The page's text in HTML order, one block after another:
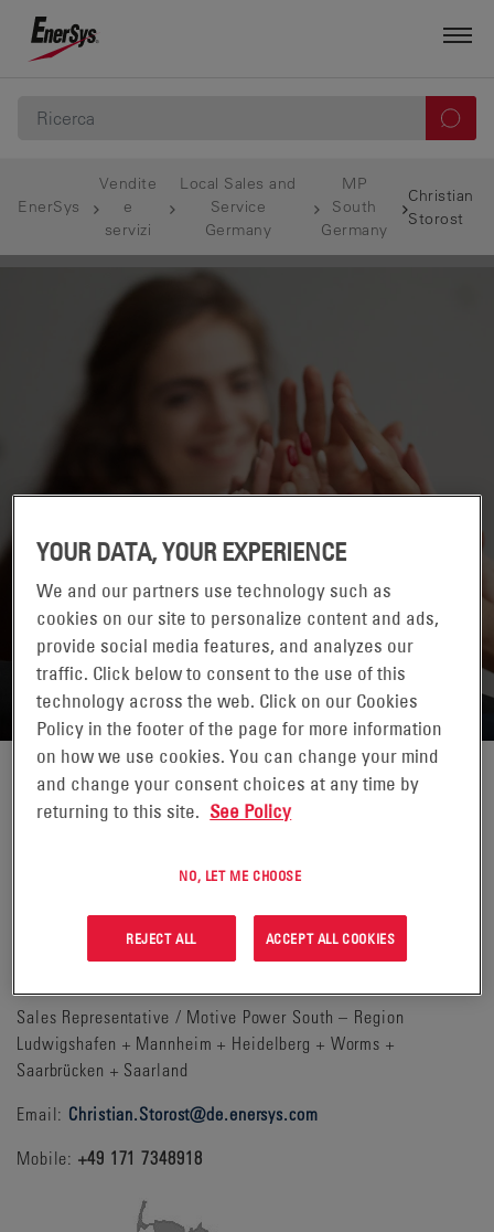
EnerSys
Vendite
e
servizi
Local Sales and
Service
Germany
MP
South
Germany
Christian
Storost
RETURN TO CONTACTS
CHRISTIAN STOROST
Sales Representative / Motive Power South – Region
Ludwigshafen + Mannheim + Heidelberg + Worms +
Saarbrücken + Saarland
Email: Christian.Storost@de.enersys.com
Mobile:+49 171 7348918
YOUR DATA, YOUR EXPERIENCE
We and our partners use technology such as
cookies on our site to personalize content and ads,
provide social media features, and analyzes our
traffic. Click below to consent to the use of this
technology across the web. Click on our Cookies
Policy in the footer of the page for more information
on how we use cookies. You can change your mind
and change your consent choices at any time by
returning to this site. See Policy
NO, LET ME CHOOSE
REJECT ALL ACCEPT ALL COOKIES